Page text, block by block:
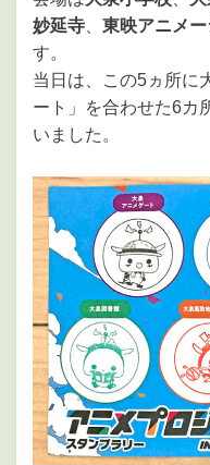
妙延寺
東映アニメ
す。
当日は、この5ヵ所に
ート」を合わせた6カ
いました。